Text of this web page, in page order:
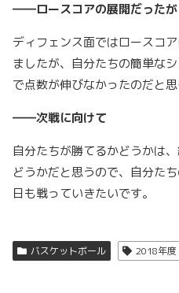
――ロースコアの展開だったが
ディフェンス面ではロースコ
ましたが、自分たちの簡単な
で点数が伸びなかったのだと思
――次戦に向けて
自分たちが勝てるかどうかは
どうかだと思うので、自分た
日も戦っていきたいです。
バスケットボール 2018年度